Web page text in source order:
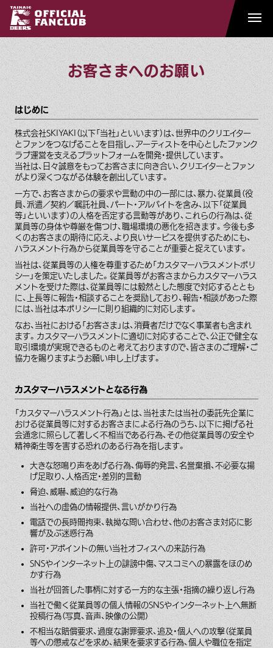
お客さまへのお願い
はじめに
株式会社SKIYAKI（以下「当社」といいます）は、世界中のクリエイター
とファンをつなげることを目指し、アーティストを中心としたファンク
ラブ運営を支えるプラットフォームを開発・提供しています。
当社は、日々誠意をもってお客さまに向き合い、クリエイターとファン
がより深くつながる体験を創出しています。
一方で、お客さまからの要求や言動の中の一部には、暴力、従業員（役
員、派遣／契約／嘱託社員、パート・アルバイトを含み、以下「従業員
等」といいます）の人格を否定する言動等があり、これらの行為は、従
業員等の身体や尊厳を傷つけ、職場環境の悪化を招きます。今後も多
くのお客さまの期待に応え、より良いサービスを提供するためにも、
ハラスメント行為から従業員等を守ることが重要と捉えています。
当社は、従業員等の人権を尊重するため「カスタマーハラスメントポリ
シー」を策定いたしました。従業員等がお客さまからカスタマーハラス
メントを受けた際は、従業員等には毅然とした態度で対応するととも
に、上長等に報告・相談することを奨励しており、報告・相談があった際
には、当社は本ポリシーに則り組織的に対応します。
なお、当社における「お客さま」は、消費者だけでなく事業者も含まれ
ます。カスタマーハラスメントに適切に対応することで、公正で健全な
取引環境が実現できるものと考えておりますので、皆さまのご理解・ご
協力を賜りますようお願い申し上げます。
カスタマーハラスメントとなる行為
「カスタマーハラスメント行為」とは、当社または当社の委託先企業に
おける従業員等に対するお客さまによる行為のうち、以下に掲げる社
会通念に照らして著しく不相当である行為、その他従業員等の安全や
精神衛生等を害する恐れのある行為を指します。
大きな怒鳴り声をあげる行為、侮辱的発言、名誉棄損、不必要な揚
げ足取り、人格否定・差別的言動
脅迫、威嚇、威迫的な行為
当社への虚偽の情報提供、言いがかり行為
電話での長時間拘束、執拗な問い合わせ、他のお客さま対応に影
響が及ぶ迷惑行為
許可・アポイントの無い当社オフィスへの来訪行為
SNSやインターネット上の誹謗中傷、マスコミへの暴露をほのめ
かす行為
当社が回答した事柄に対する一方的な主張・指摘の繰り返し行為
当社で働く従業員等の個人情報のSNSやインターネット上へ無断
投稿行為（写真、音声、映像の公開）
不相当な賠償要求、過度な謝罪要求、追及・個人への攻撃（従業員
等への懲戒などを求め、結果を要求する行為、個人や職位を指定